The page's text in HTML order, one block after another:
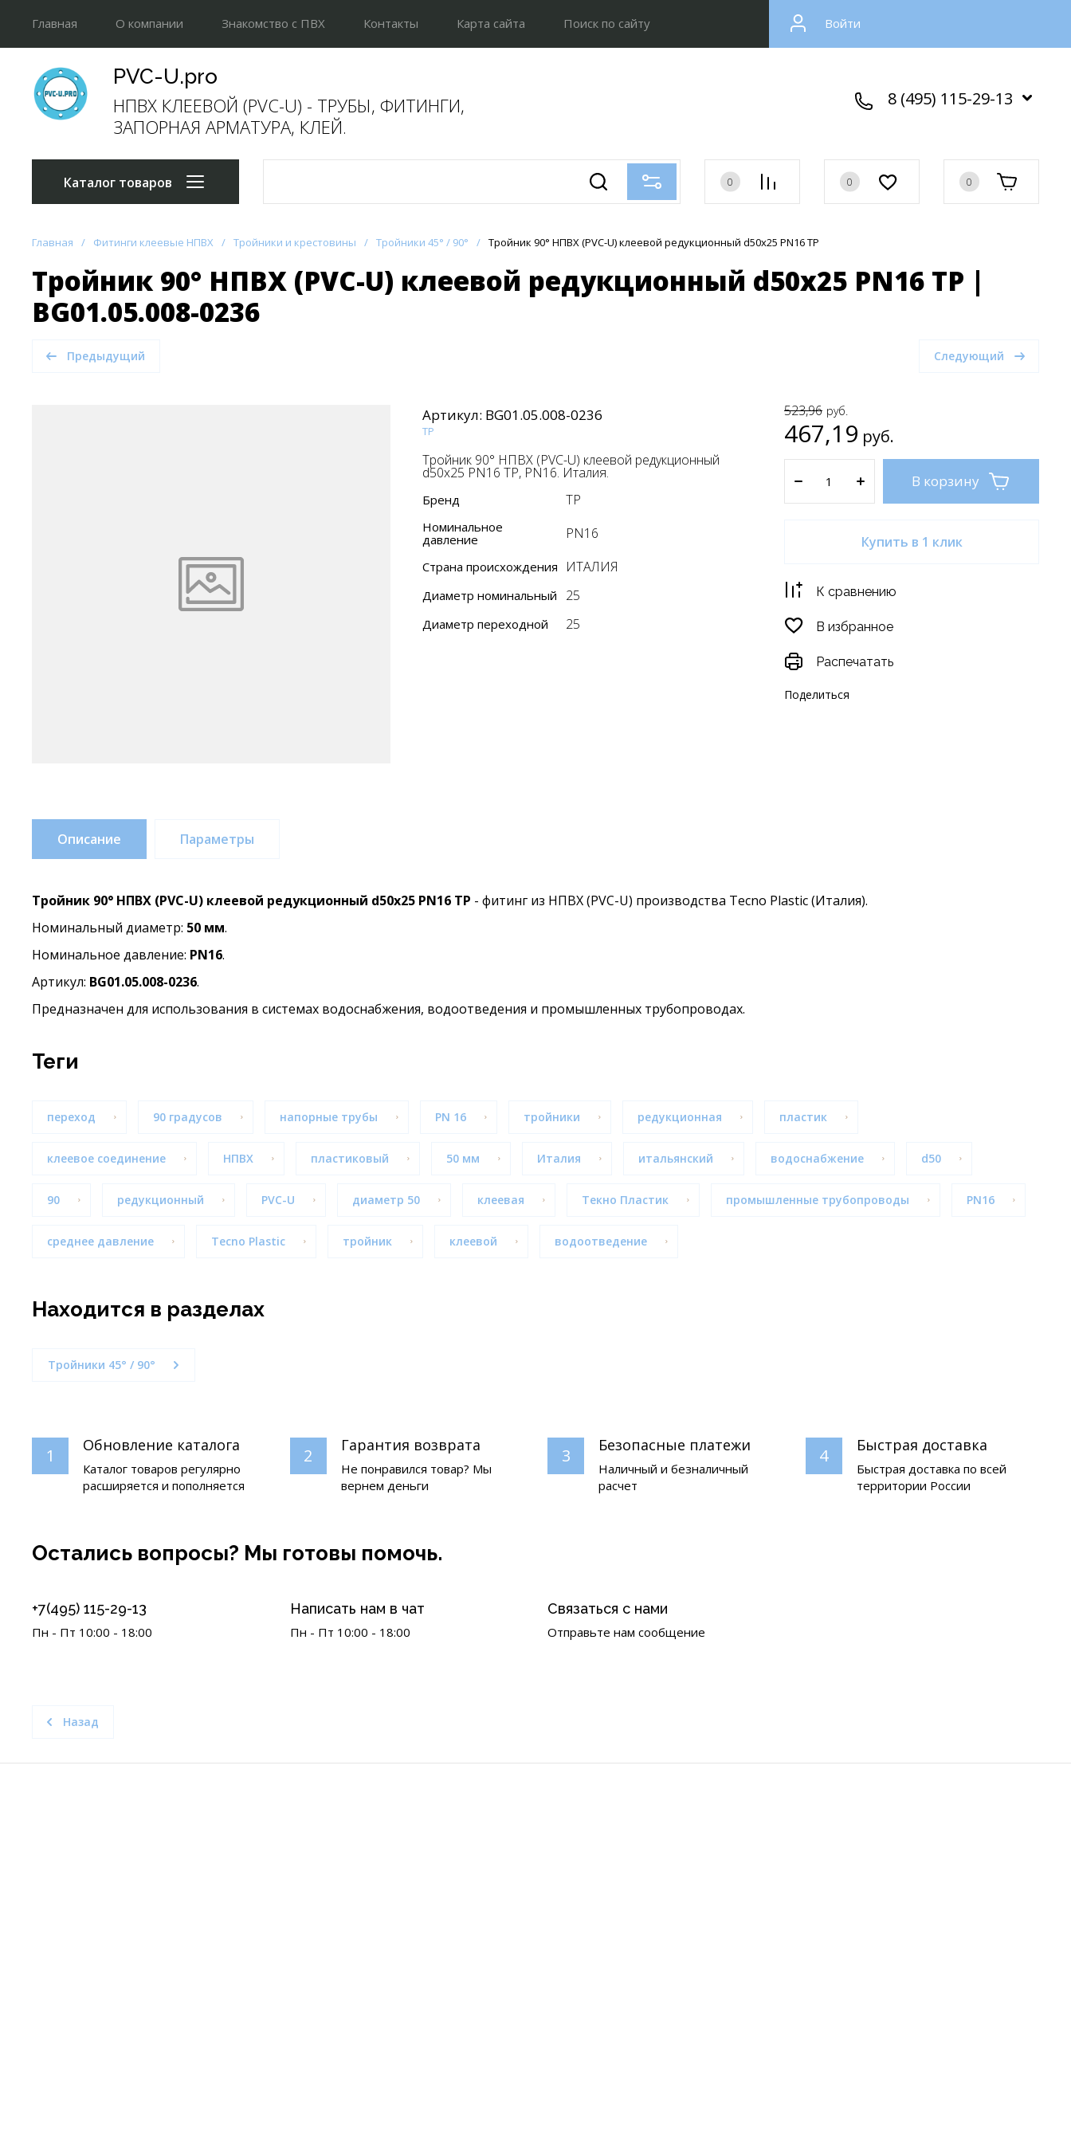
Главная О компании Знакомство с ПВХ Контакты Карта сайта Поиск по сайту
Прайс-лист Отгрузки
Войти
PVC-U.pro
НПВХ КЛЕЕВОЙ (PVC-U) - ТРУБЫ, ФИТИНГИ,
ЗАПОРНАЯ АРМАТУРА, КЛЕЙ.
8 (495) 115-29-13
Каталог товаров 0 0 0
Главная / Фитинги клеевые НПВХ / Тройники и крестовины / Тройники 45° / 90° / Тройник 90° НПВХ (PVC-U) клеевой редукционный d50x25 PN16 TP
Тройник 90° НПВХ (PVC-U) клеевой редукционный d50x25 PN16 TP |
BG01.05.008-0236
Предыдущий Следующий
Артикул: BG01.05.008-0236
TP
Тройник 90° НПВХ (PVC-U) клеевой редукционный
d50x25 PN16 TP, PN16. Италия.
Бренд TP
Номинальное
давление
PN16
Страна происхождения ИТАЛИЯ
Диаметр номинальный 25
Диаметр переходной 25
523,96 руб.
467,19 руб.
В корзину
Купить в 1 клик
К сравнению
В избранное
Поделиться
Распечатать
Описание Параметры
Тройник 90° НПВХ (PVC-U) клеевой редукционный d50x25 PN16 TP - фитинг из НПВХ (PVC-U) производства Tecno Plastic (Италия).
Номинальный диаметр: 50 мм.
Номинальное давление: PN16.
Артикул: BG01.05.008-0236.
Предназначен для использования в системах водоснабжения, водоотведения и промышленных трубопроводах.
теги
переход 90 градусов напорные трубы PN 16 тройники редукционная пластик
клеевое соединение НПВХ пластиковый 50 мм Италия итальянский водоснабжение d50
90 редукционный PVC-U диаметр 50 клеевая Текно Пластик промышленные трубопроводы PN16
среднее давление Tecno Plastic тройник клеевой водоотведение
Находится в разделах
Тройники 45° / 90°
1 Обновление каталога
Каталог товаров регулярно
расширяется и пополняется
2 Гарантия возврата
Не понравился товар? Мы
вернем деньги
3 Безопасные платежи
Наличный и безналичный
расчет
4 Быстрая доставка
Быстрая доставка по всей
территории России
Остались вопросы? Мы готовы помочь.
+7(495) 115-29-13
Пн - Пт 10:00 - 18:00
Написать нам в чат
Пн - Пт 10:00 - 18:00
Связаться с нами
Отправьте нам сообщение
Назад